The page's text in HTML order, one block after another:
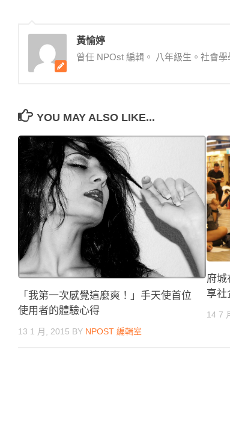
黃愉婷
曾任 NPOst 編輯。 八年級生。社會學
YOU MAY ALSO LIKE...
「我第一次感覺這麼爽！」手天使首位
使用者的體驗心得
13 1 月, 2015 BY NPOST 編輯室
府城
享社
14 7